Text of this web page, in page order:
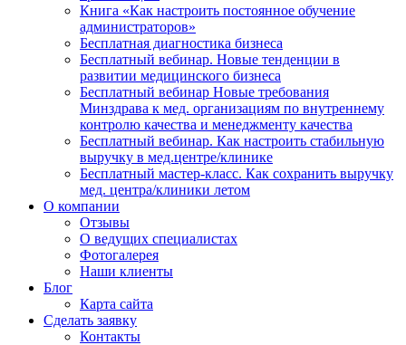
Книга «Как настроить постоянное обучение
администраторов»
Бесплатная диагностика бизнеса
Бесплатный вебинар. Новые тенденции в
развитии медицинского бизнеса
Бесплатный вебинар Новые требования
Минздрава к мед. организациям по внутреннему
контролю качества и менеджменту качества
Бесплатный вебинар. Как настроить стабильную
выручку в мед.центре/клинике
Бесплатный мастер-класс. Как сохранить выручку
мед. центра/клиники летом
О компании
Отзывы
О ведущих специалистах
Фотогалерея
Наши клиенты
Блог
Карта сайта
Сделать заявку
Контакты